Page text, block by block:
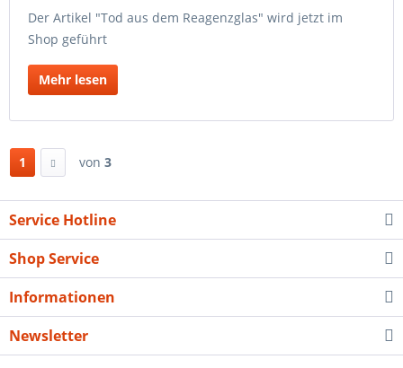
Der Artikel "Tod aus dem Reagenzglas" wird jetzt im
Shop geführt
Mehr lesen
1 von 3
Service Hotline
Shop Service
Informationen
Newsletter